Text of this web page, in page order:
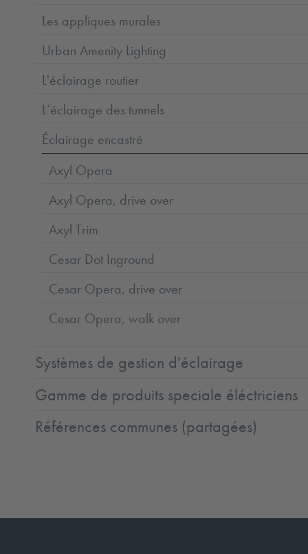
Les appliques murales
Urban Amenity Lighting
L'éclairage routier
L’éclairage des tunnels
Éclairage encastré
Axyl Opera
Axyl Opera, drive over
Axyl Trim
Cesar Dot Inground
Cesar Opera, drive over
Cesar Opera, walk over
Systèmes de gestion d'éclairage
Gamme de produits speciale éléctriciens
Références communes (partagées)